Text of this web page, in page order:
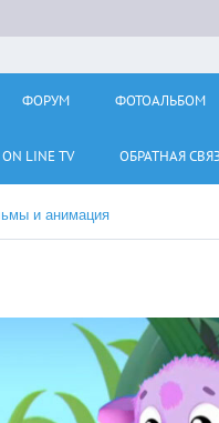
ФОРУМ ФОТОАЛЬБОМ
ON LINE TV ОБРАТНАЯ
и анимация